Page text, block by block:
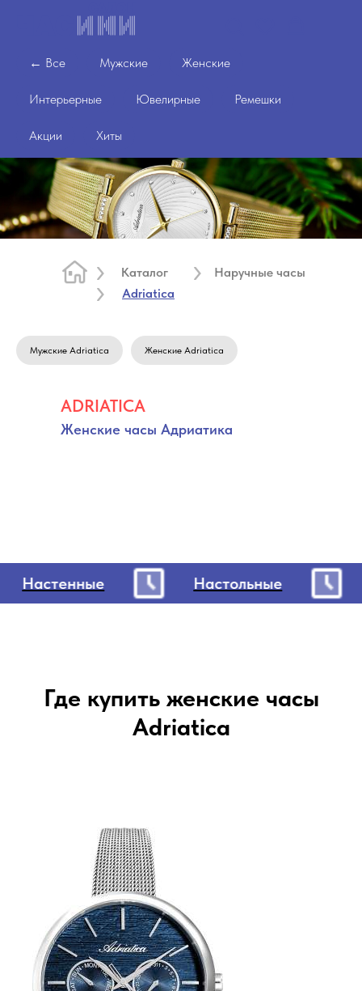
← Все Мужские Женские
Интерьерные Ювелирные Ремешки
Акции Хиты
Каталог
Наручные часы
Adriatica
Мужские Adriatica Женские Adriatica
ADRIATICA
Женские часы Адриатика
Настенные Настольные
Где купить женские часы
Adriatica